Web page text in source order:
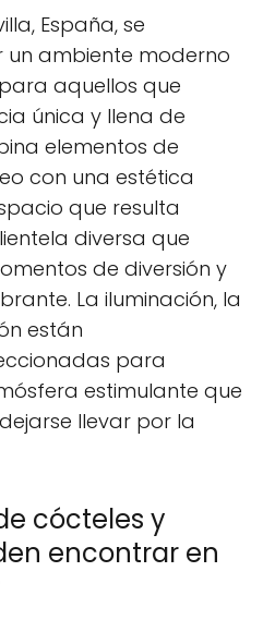
España, se
ambiente moderno
aquellos que
única y llena de
elementos de
con una estética
que resulta
diversa que
de diversión y
La iluminación, la
están
para
estimulante que
llevar por la
cócteles y
encontrar en